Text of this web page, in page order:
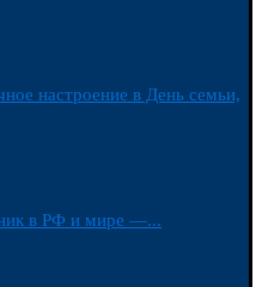
настроение в День семьи,
в РФ и мире —...